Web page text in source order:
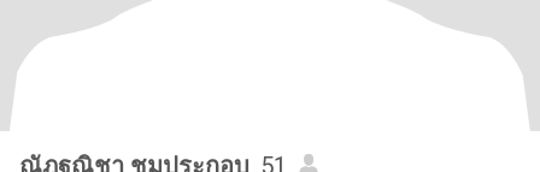
ณัฎฐณิชา ชุมประกอบ, 51